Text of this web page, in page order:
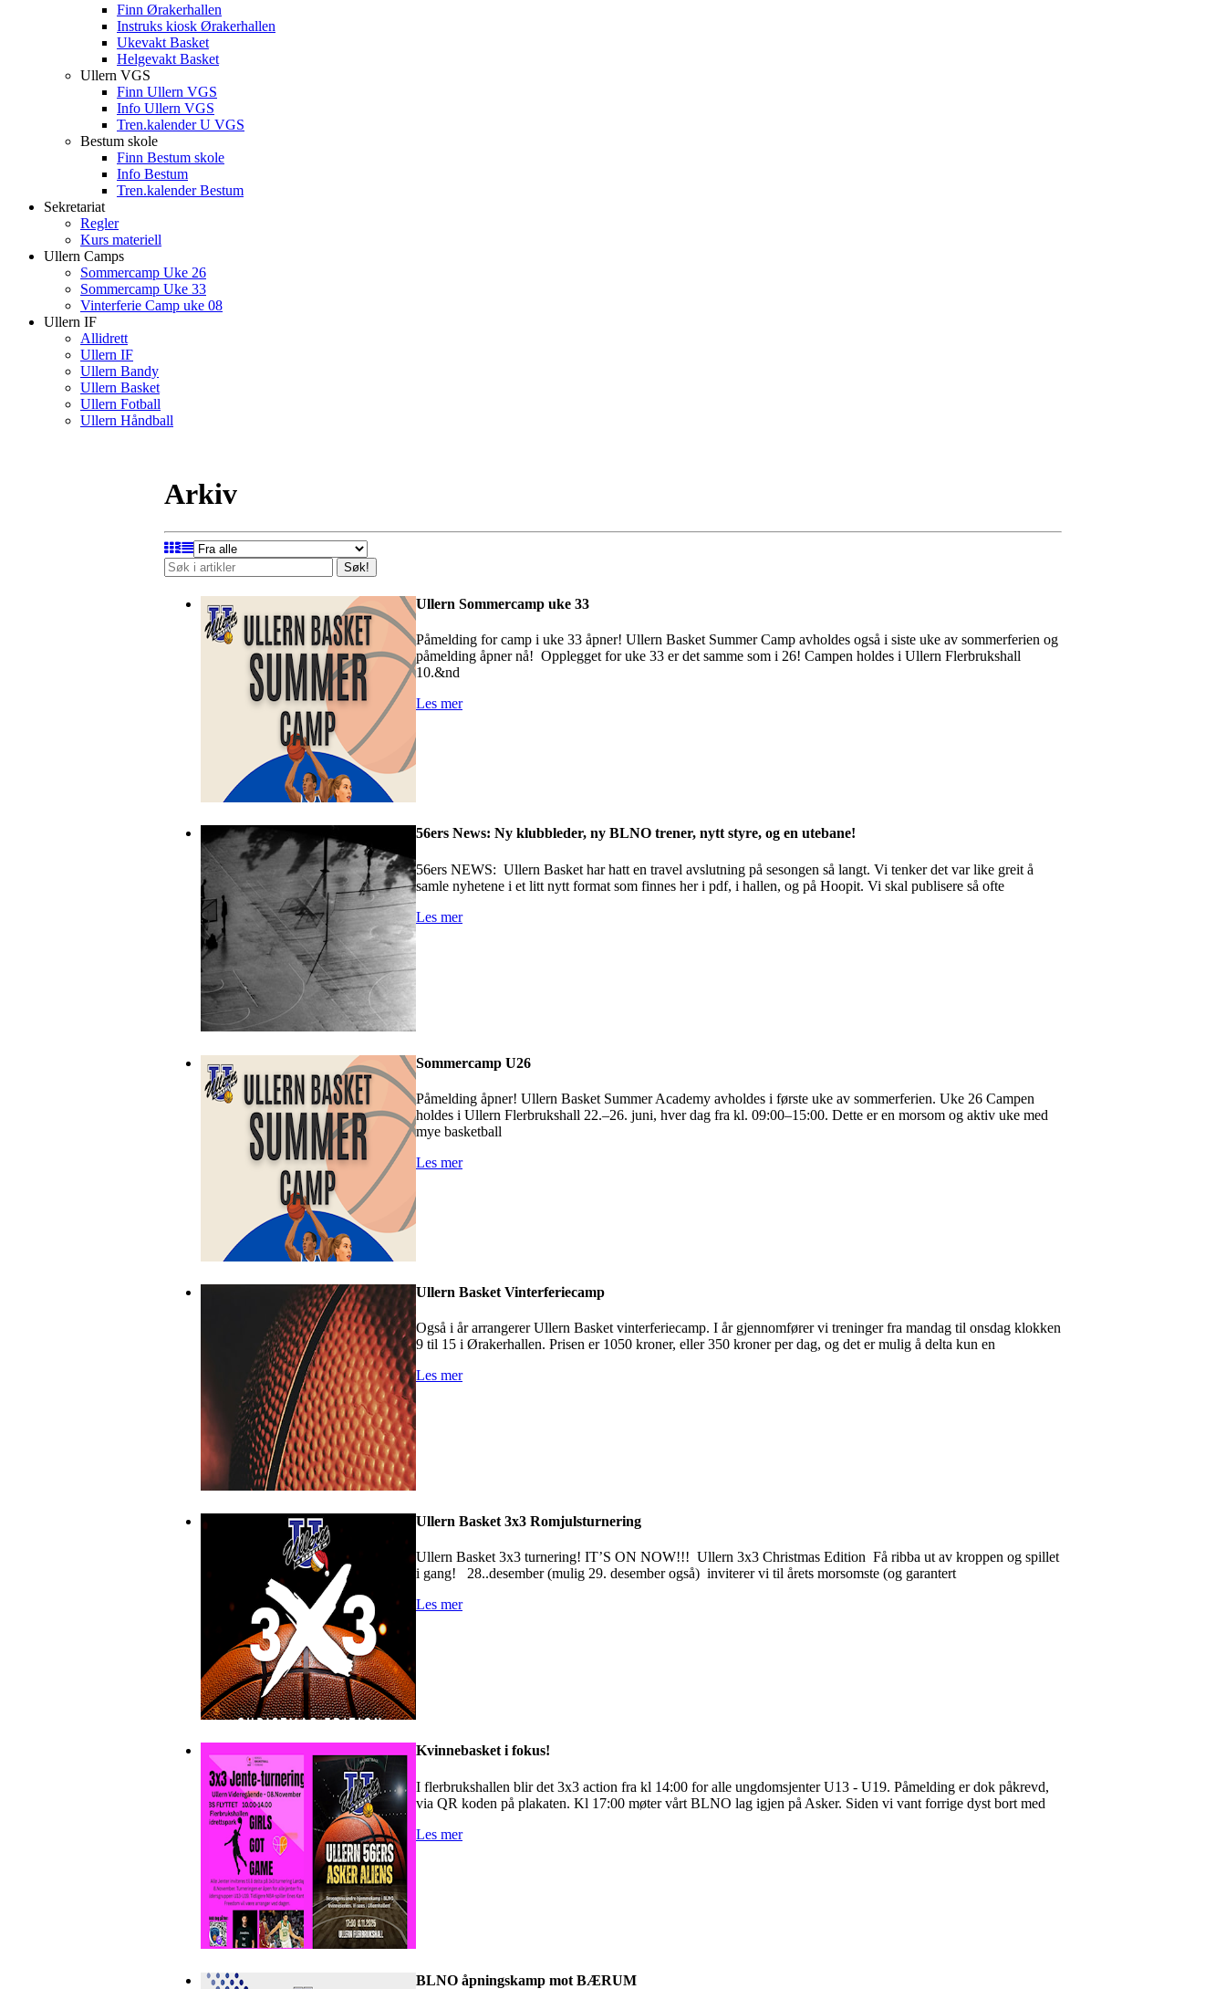
Finn Ørakerhallen
Instruks kiosk Ørakerhallen
Ukevakt Basket
Helgevakt Basket
Ullern VGS
Finn Ullern VGS
Info Ullern VGS
Tren.kalender U VGS
Bestum skole
Finn Bestum skole
Info Bestum
Tren.kalender Bestum
Sekretariat
Regler
Kurs materiell
Ullern Camps
Sommercamp Uke 26
Sommercamp Uke 33
Vinterferie Camp uke 08
Ullern IF
Allidrett
Ullern IF
Ullern Bandy
Ullern Basket
Ullern Fotball
Ullern Håndball
Arkiv
Søk!
Ullern Sommercamp uke 33
Påmelding for camp i uke 33 åpner! Ullern Basket Summer Camp avholdes også i siste uke av sommerferien og
påmelding åpner nå! Opplegget for uke 33 er det samme som i 26! Campen holdes i Ullern Flerbrukshall
10.&nd
Les mer
56ers News: Ny klubbleder, ny BLNO trener, nytt styre, og en utebane!
56ers NEWS: Ullern Basket har hatt en travel avslutning på sesongen så langt. Vi tenker det var like greit å
samle nyhetene i et litt nytt format som finnes her i pdf, i hallen, og på Hoopit. Vi skal publisere så ofte
Les mer
Sommercamp U26
Påmelding åpner! Ullern Basket Summer Academy avholdes i første uke av sommerferien. Uke 26 Campen
holdes i Ullern Flerbrukshall 22.–26. juni, hver dag fra kl. 09:00–15:00. Dette er en morsom og aktiv uke med
mye basketball
Les mer
Ullern Basket Vinterferiecamp
Også i år arrangerer Ullern Basket vinterferiecamp. I år gjennomfører vi treninger fra mandag til onsdag klokken
9 til 15 i Ørakerhallen. Prisen er 1050 kroner, eller 350 kroner per dag, og det er mulig å delta kun en
Les mer
Ullern Basket 3x3 Romjulsturnering
Ullern Basket 3x3 turnering! IT’S ON NOW!!! Ullern 3x3 Christmas Edition Få ribba ut av kroppen og spillet
i gang! 28..desember (mulig 29. desember også) inviterer vi til årets morsomste (og garantert
Les mer
Kvinnebasket i fokus!
I flerbrukshallen blir det 3x3 action fra kl 14:00 for alle ungdomsjenter U13 - U19. Påmelding er dok påkrevd,
via QR koden på plakaten. Kl 17:00 møter vårt BLNO lag igjen på Asker. Siden vi vant forrige dyst bort med
Les mer
BLNO åpningskamp mot BÆRUM